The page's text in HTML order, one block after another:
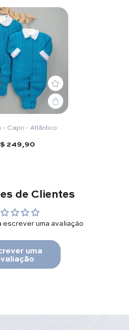
- Capri - Atlântico
249,90
de Clientes
escrever uma avaliação
uma